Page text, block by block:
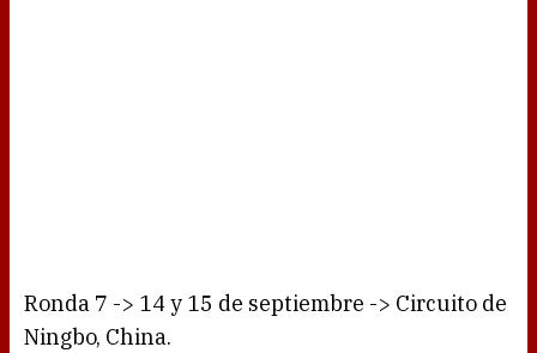
Ronda 7 -> 14 y 15 de septiembre -> Circuito de
Ningbo, China.